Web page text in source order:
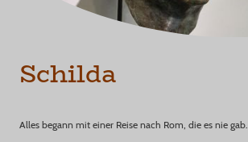
Schilda
Alles begann mit einer Reise nach Rom, die es nie gab.